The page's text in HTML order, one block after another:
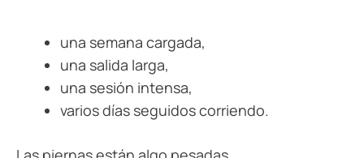
una semana cargada,
una salida larga,
una sesión intensa,
varios días seguidos corriendo.